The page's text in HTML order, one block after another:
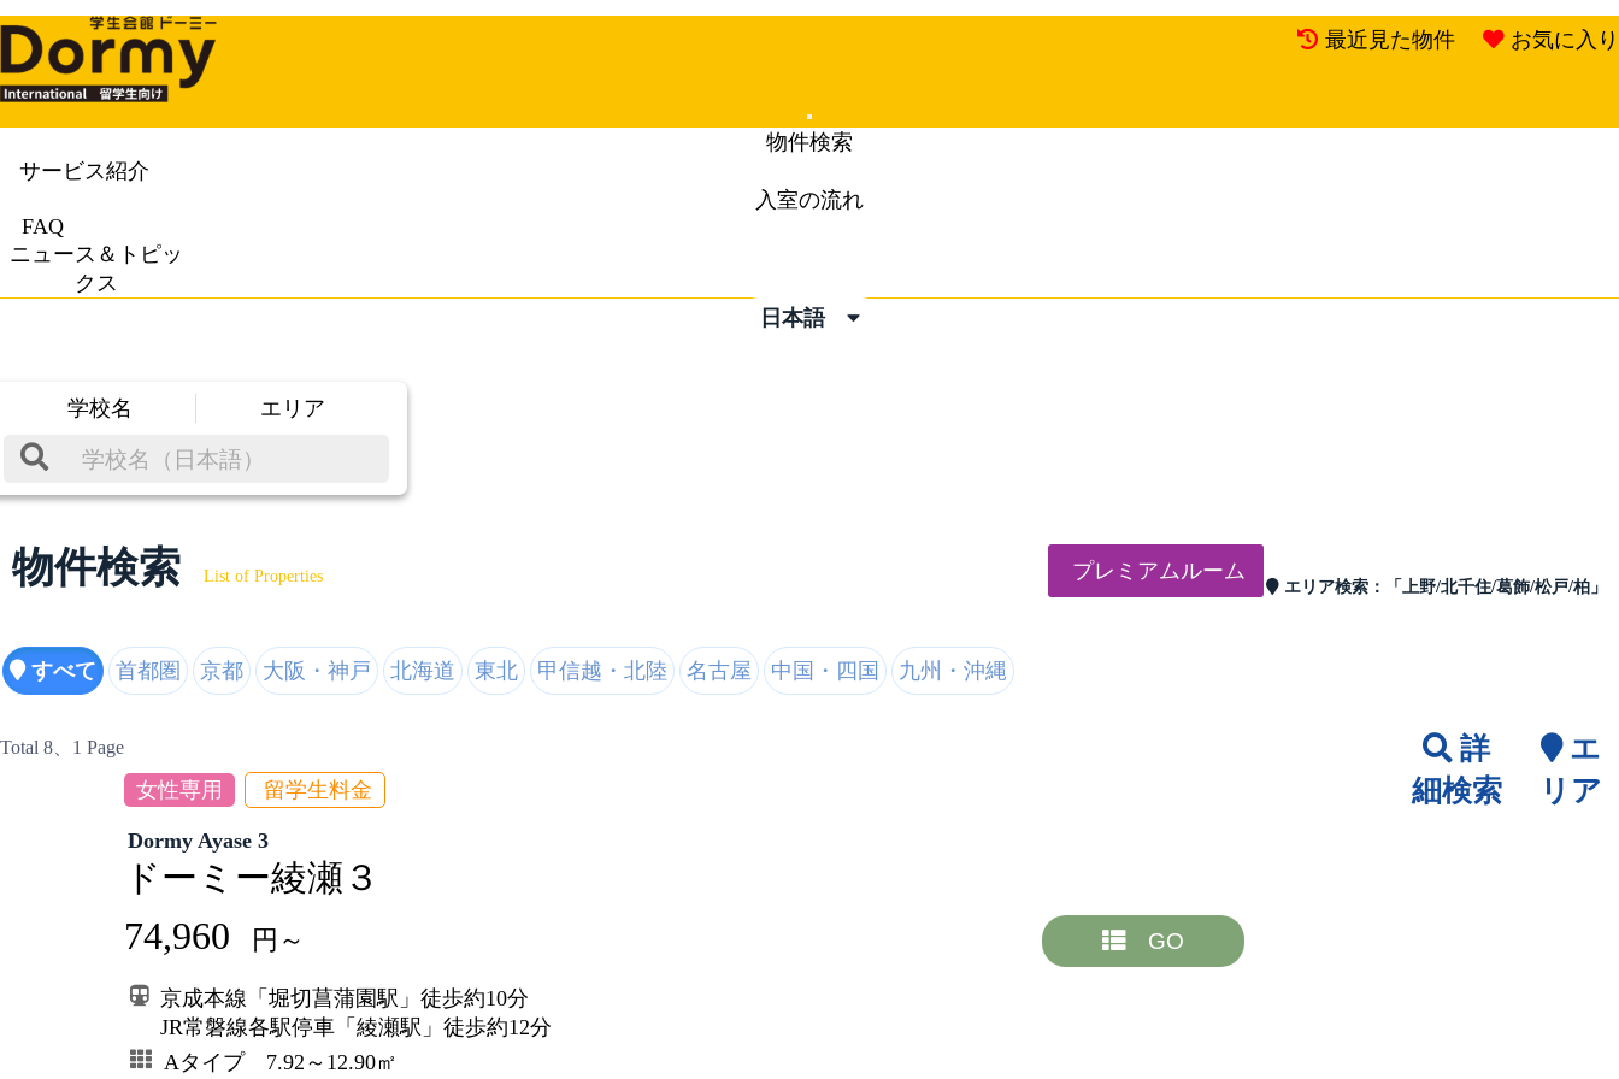
最近見た物件 お気に入り
Mobile
Menu
物件検索
サービス紹介
入室の流れ
FAQ
ニュース＆トピッ
クス
日本語
学校名 エリア
物件検索 List of Properties
エリア検索： 「上野/北千住/葛飾/松戸/柏」
プレミアムルーム
すべて 首都圏 京都 大阪・神戸 北海道 東北 甲信越・北陸 名古屋 中国・四国 九州・沖縄
Total 8、1 Page
詳
細検索
エ
リア
女性専用 留学生料金
Dormy Ayase 3
ドーミー綾瀬３
74,960 円～ GO
京成本線「堀切菖蒲園駅」徒歩約10分
JR常磐線各駅停車「綾瀬駅」徒歩約12分
Aタイプ 7.92～12.90㎡